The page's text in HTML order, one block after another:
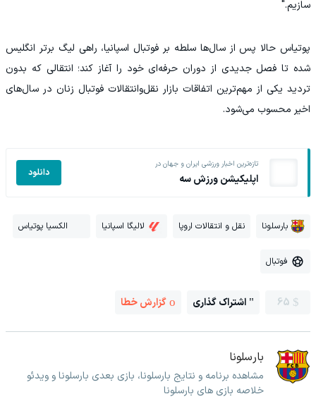
سازیم."
پوتیاس حالا پس از سال‌ها سلطه بر فوتبال اسپانیا، راهی لیگ برتر انگلیس
شده تا فصل جدیدی از دوران حرفه‌ای خود را آغاز کند؛ انتقالی که بدون
تردید یکی از مهم‌ترین اتفاقات بازار نقل‌وانتقالات فوتبال زنان در سال‌های
اخیر محسوب می‌شود.
تازه‌ترین اخبار ورزشی ایران و جهان در
اپلیکیشن ورزش سه دانلود
بارسلونا نقل و انتقالات اروپا لالیگا اسپانیا الکسیا پوتیاس
فوتبال
65 اشتراک گذاری گزارش خطا
بارسلونا
مشاهده برنامه و نتایج بارسلونا، بازی بعدی بارسلونا و ویدئو
خلاصه بازی های بارسلونا